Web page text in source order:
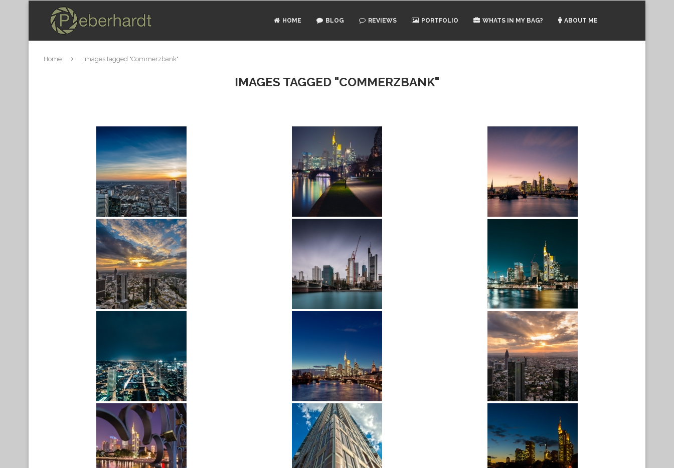
HOME BLOG REVIEWS PORTFOLIO WHATS IN MY BAG? ABOUT ME
Home Images tagged "Commerzbank"
IMAGES TAGGED "COMMERZBANK"